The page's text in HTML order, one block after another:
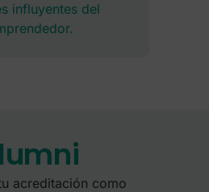
influyentes del
acreditación como